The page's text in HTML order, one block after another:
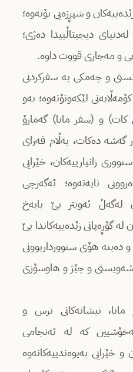
و شپڕزەیی بۆتەوە؛
دیجیتاڵییدا دەژی؛
و مەجازی قووت داوە.
زانستی و چەمكی بە سفركردنی
لێكەوتۆتەوە؛ بەو
كات) و (سفر مانا) گەمارۆ
گەشە دەکات، بەڵام فەزای
زانیارییەكان، خێرایی
نایەتەوە؛ ئەگەرچی
لەگەڵ ئەویتر بێ بایەخ
گۆڕەپانی زێدەییەكاندا بێ
دەبنە هۆی سنوورداربوونی
و چێژ و هاوسۆزی
مانا، نیشانەکانی ترس و
کە لە ئەنجامی
و خێرایی پەیوەندییەكانەوە